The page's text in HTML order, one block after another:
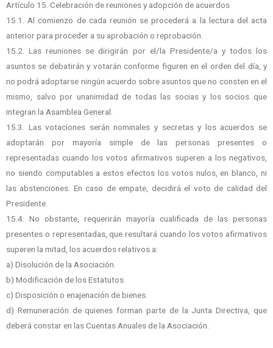
Artículo 15. Celebración de reuniones y adopción de acuerdos
15.1. Al comienzo de cada reunión se procederá a la lectura del acta
anterior para proceder a su aprobación o reprobación.
15.2. Las reuniones se dirigirán por el/la Presidente/a y todos los
asuntos se debatirán y votarán conforme figuren en el orden del día, y
no podrá adoptarse ningún acuerdo sobre asuntos que no consten en el
mismo, salvo por unanimidad de todas las socias y los socios que
integran la Asamblea General.
15.3. Las votaciones serán nominales y secretas y los acuerdos se
adoptarán por mayoría simple de las personas presentes o
representadas cuando los votos afirmativos superen a los negativos,
no siendo computables a estos efectos los votos nulos, en blanco, ni
las abstenciones. En caso de empate, decidirá el voto de calidad del
Presidente.
15.4. No obstante, requerirán mayoría cualificada de las personas
presentes o representadas, que resultará cuando los votos afirmativos
superen la mitad, los acuerdos relativos a:
a) Disolución de la Asociación.
b) Modificación de los Estatutos.
c) Disposición o enajenación de bienes.
d) Remuneración de quienes forman parte de la Junta Directiva, que
deberá constar en las Cuentas Anuales de la Asociación.